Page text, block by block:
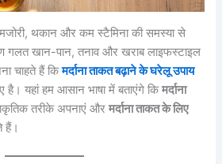
थकान और कम स्टैमिना की समस्या से
गलत खान-पान, तनाव और खराब लाइफस्टाइल
चाहते हैं किमर्दाना ताकत बढ़ाने के घरेलू उपाय
यहां हम आसान भाषा में बताएंगे किमर्दाना
तरीके अपनाएं औरमर्दाना ताकत के लिए
हैं।